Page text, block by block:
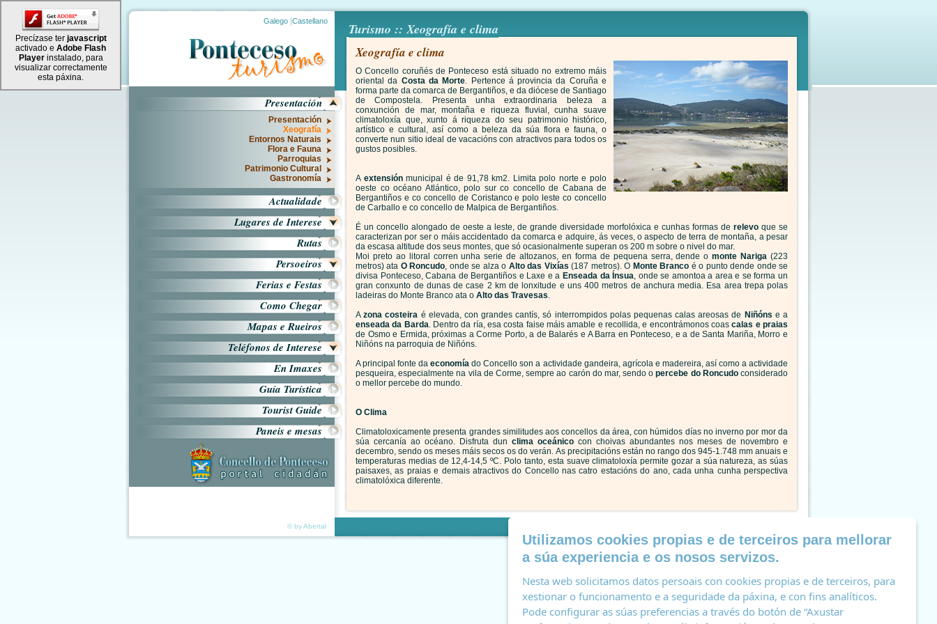
Precízase ter javascript
activado e Adobe Flash
Playerinstalado, para
visualizar correctamente
esta páxina.
Galego Castellano
Presentación
Presentación
Xeografía
Entornos Naturais
Flora e Fauna
Parroquias
Patrimonio Cultural
Gastronomía
Actualidade
Lugares de Interese
Rutas
Persoeiros
Ferias e Festas
Como Chegar
Mapas e Rueiros
Teléfonos de Interese
En Imaxes
Guía Turística
Tourist Guide
Paneis e mesas
Turismo :: Xeografía e clima
Xeografía e clima
O Concello coruñés de Ponteceso está situado no extremo máis
oriental da Costa da Morte. Pertence á provincia da Coruña e
forma parte da comarca de Bergantiños, e da diócese de Santiago
de Compostela. Presenta unha extraordinaria beleza a
conxunción de mar, montaña e riqueza fluvial, cunha suave
climatoloxía que, xunto á riqueza do seu patrimonio histórico,
artístico e cultural, así como a beleza da súa flora e fauna, o
converte nun sitio ideal de vacacións con atractivos para todos os
gustos posibles.
A extensiónmunicipal é de 91,78 km2. Limita polo norte e polo
oeste co océano Atlántico, polo sur co concello de Cabana de
Bergantiños e co concello de Coristanco e polo leste co concello
de Carballo e co concello de Malpica de Bergantiños.
É un concello alongado de oeste a leste, de grande diversidade morfolóxica e cunhas formas de relevo que se
caracterizan por ser o máis accidentado da comarca e adquire, ás veces, o aspecto de terra de montaña, a pesar
da escasa altitude dos seus montes, que só ocasionalmente superan os 200 m sobre o nivel do mar.
Moi preto ao litoral corren unha serie de altozanos, en forma de pequena serra, dende omonte Nariga (223
metros) ata O Roncudo, onde se alza o Alto das Vixías (187 metros). O Monte Branco é o punto dende onde se
divisa Ponteceso, Cabana de Bergantiños e Laxe e a Enseada da Ínsua, onde se amontoa a area e se forma un
gran conxunto de dunas de case 2 km de lonxitude e uns 400 metros de anchura media. Esa area trepa polas
ladeiras do Monte Branco ata o Alto das Travesas.
Azona costeira é elevada, con grandes cantís, só interrompidos polas pequenas calas areosas de Niñóns e a
enseada da Barda. Dentro da ría, esa costa faise máis amable e recollida, e encontrámonos coascalas e praias
de Osmo e Ermida, próximas a Corme Porto, a de Balarés e A Barra en Ponteceso, e a de Santa Mariña, Morro e
Niñóns na parroquia de Niñóns.
A principal fonte daeconomía do Concello son a actividade gandeira, agrícola e madereira, así como a actividade
pesqueira, especialmente na vila de Corme, sempre ao carón do mar, sendo opercebe do Roncudoconsiderado
o mellor percebe do mundo.
O Clima
Climatoloxicamente presenta grandes similitudes aos concellos da área, con húmidos días no inverno por mor da
súa cercanía ao océano. Disfruta dun clima oceánico con choivas abundantes nos meses de novembro e
decembro, sendo os meses máis secos os do verán. As precipitacións están no rango dos 945-1.748 mm anuais e
temperaturas medias de 12,4-14,5 ºC. Polo tanto, esta suave climatoloxía permite gozar a súa natureza, as súas
paisaxes, as praias e demais atractivos do Concello nas catro estacións do ano, cada unha cunha perspectiva
climatolóxica diferente.
© by Abertal
Utilizamos cookies propias e de terceiros para mellorar
a súa experiencia e os nosos servizos.
Nesta web solicitamos datos persoais con cookies propias e de terceiros, para
xestionar o funcionamento e a seguridade da páxina, e con fins analíticos.
Pode configurar as súas preferencias a través do botón de “Axustar